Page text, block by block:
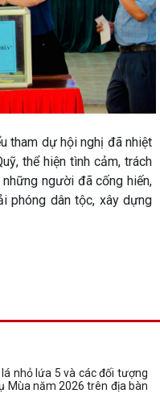
tham dự hội nghị đã nhiệt
thể hiện tình cảm, trách
người đã cống hiến,
phóng dân tộc, xây dựng
nhỏ lứa 5 và các đối tượng
Mùa năm 2026 trên địa bàn